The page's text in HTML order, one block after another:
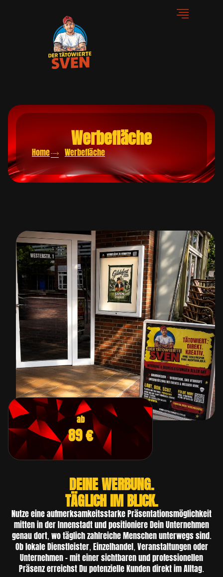
Werbefläche
Home Werbefläche
DEINE WERBUNG.
TÄGLICH IM BLICK.
Nutze eine aufmerksamkeitsstarke Präsentationsmöglichkeit
mitten in der Innenstadt und positioniere Dein Unternehmen
genau dort, wo täglich zahlreiche Menschen unterwegs sind.
Ob lokale Dienstleister, Einzelhandel, Veranstaltungen oder
Unternehmen – mit einer sichtbaren und professionellen
Präsenz erreichst Du potenzielle Kunden direkt im Alltag.
ab
89 €